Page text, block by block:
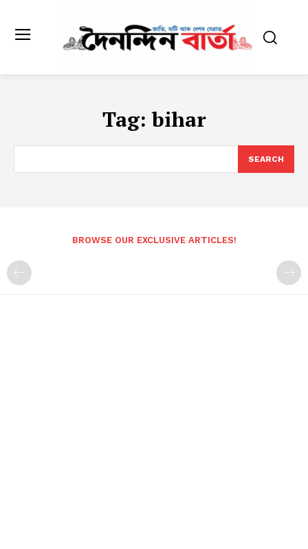
Tag:bihar
SEARCH
BROWSE OUR EXCLUSIVE ARTICLES!